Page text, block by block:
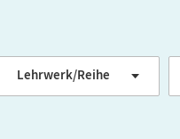
Lehrwerk/Reihe